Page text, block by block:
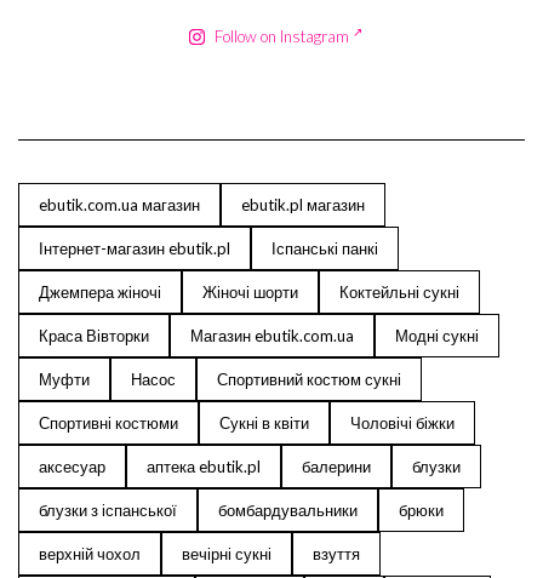
Follow on Instagram
ebutik.com.ua магазин ebutik.pl магазин
Інтернет-магазин ebutik.pl Іспанські панкі
Джемпера жіночі Жіночі шорти Коктейльні сукні
Краса Вівторки Магазин ebutik.com.ua Модні сукні
Муфти Насос Спортивний костюм сукні
Спортивні костюми Сукні в квіти Чоловічі біжки
аксесуар аптека ebutik.pl балерини блузки
блузки з іспанської бомбардувальники брюки
верхній чохол вечірні сукні взуття